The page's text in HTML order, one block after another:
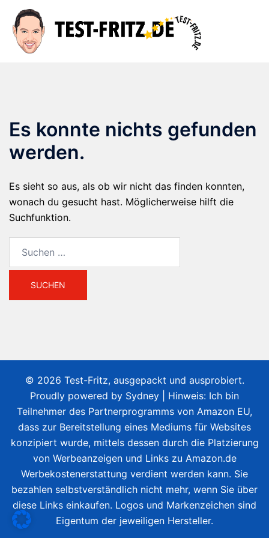
Inhalt
springen
Es konnte nichts gefunden
werden.
Es sieht so aus, als ob wir nicht das finden konnten,
wonach du gesucht hast. Möglicherweise hilft die
Suchfunktion.
nach:
© 2026 Test-Fritz, ausgepackt und ausprobiert.
Proudly powered by Sydney | Hinweis: Ich bin
Teilnehmer des Partnerprogramms von Amazon EU,
dass zur Bereitstellung eines Mediums für Websites
konzipiert wurde, mittels dessen durch die Platzierung
von Werbeanzeigen und Links zu Amazon.de
Werbekostenerstattung verdient werden kann. Sie
bezahlen selbstverständlich nicht mehr, wenn Sie über
diese Links einkaufen. Logos und Markenzeichen sind
Eigentum der jeweiligen Hersteller.